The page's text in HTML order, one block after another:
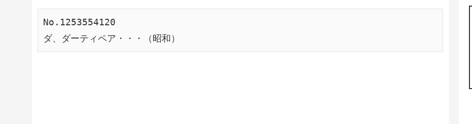
No.1253554120
ダ、ダーティペア・・・（昭和）